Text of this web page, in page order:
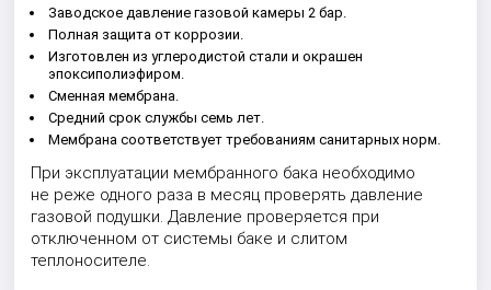
Заводское давление газовой камеры 2 бар.
Полная защита от коррозии.
Изготовлен из углеродистой стали и окрашен
эпоксиполиэфиром.
Сменная мембрана.
Средний срок службы семь лет.
Мембрана соответствует требованиям санитарных норм.
При эксплуатации мембранного бака необходимо
не реже одного раза в месяц проверять давление
газовой подушки. Давление проверяется при
отключенном от системы баке и слитом
теплоносителе.